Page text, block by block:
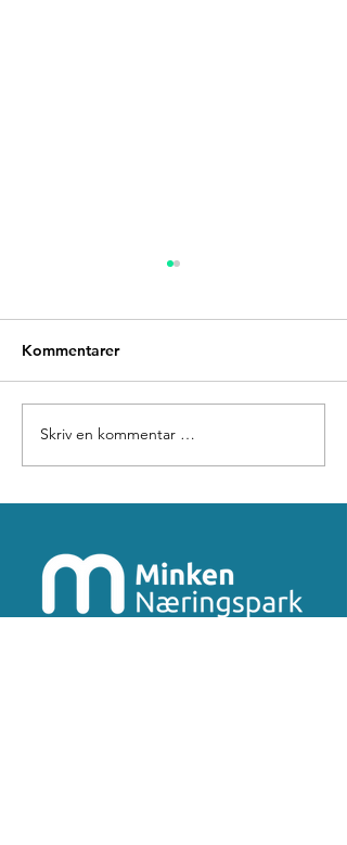
Design en vakker blogg
Kommentarer
Skriv en kommentar …